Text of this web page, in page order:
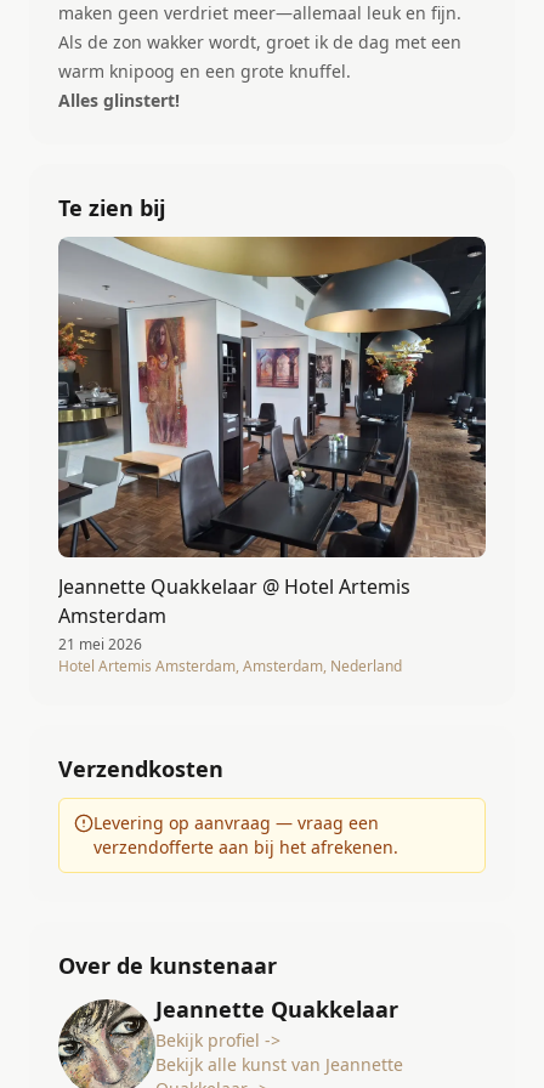
maken geen verdriet meer—allemaal leuk en fijn.
Als de zon wakker wordt, groet ik de dag met een
warm knipoog en een grote knuffel.
Alles glinstert!
Te zien bij
Jeannette Quakkelaar @ Hotel Artemis
Amsterdam
21 mei 2026
Hotel Artemis Amsterdam, Amsterdam, Nederland
Verzendkosten
Levering op aanvraag — vraag een
verzendofferte aan bij het afrekenen.
Over de kunstenaar
Jeannette Quakkelaar
Bekijk profiel ->
Bekijk alle kunst van Jeannette